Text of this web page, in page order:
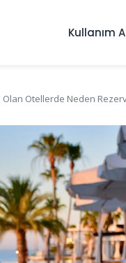
Kullanım
Olan Otellerde Neden